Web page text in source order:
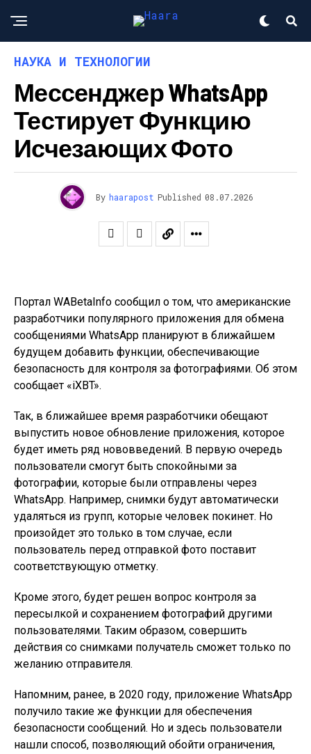
НАУКА И ТЕХНОЛОГИИ
Мессенджер WhatsApp
Тестирует Функцию
Исчезающих Фото
By haarapost Published 08.07.2026
Портал WABetaInfo сообщил о том, что американские
разработчики популярного приложения для обмена
сообщениями WhatsApp планируют в ближайшем
будущем добавить функции, обеспечивающие
безопасность для контроля за фотографиями. Об этом
сообщает «iXBT».
Так, в ближайшее время разработчики обещают
выпустить новое обновление приложения, которое
будет иметь ряд нововведений. В первую очередь
пользователи смогут быть спокойными за
фотографии, которые были отправлены через
WhatsApp. Например, снимки будут автоматически
удаляться из групп, которые человек покинет. Но
произойдет это только в том случае, если
пользователь перед отправкой фото поставит
соответствующую отметку.
Кроме этого, будет решен вопрос контроля за
пересылкой и сохранением фотографий другими
пользователями. Таким образом, совершить
действия со снимками получатель сможет только по
желанию отправителя.
Напомним, ранее, в 2020 году, приложение WhatsApp
получило такие же функции для обеспечения
безопасности сообщений. Но и здесь пользователи
нашли способ, позволяющий обойти ограничения,